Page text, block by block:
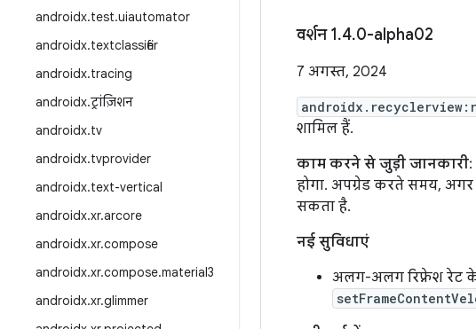
androidx.test.uiautomator
androidx.textclassifier
androidx.tracing
androidx.ट्रांज़िशन
androidx.tv
androidx.tvprovider
androidx.text-vertical
androidx.xr.arcore
androidx.xr.compose
androidx.xr.compose.material3
androidx.xr.glimmer
वर्शन 1.4.0-alpha02
7 अगस्त, 2024
शामिल हैं.
काम करने से जुड़ी जानकारी
होगा. अपग्रेड करते समय, अगर
सकता है.
नई सुविधाएं
अलग-अलग रिफ़्रेश रेट के